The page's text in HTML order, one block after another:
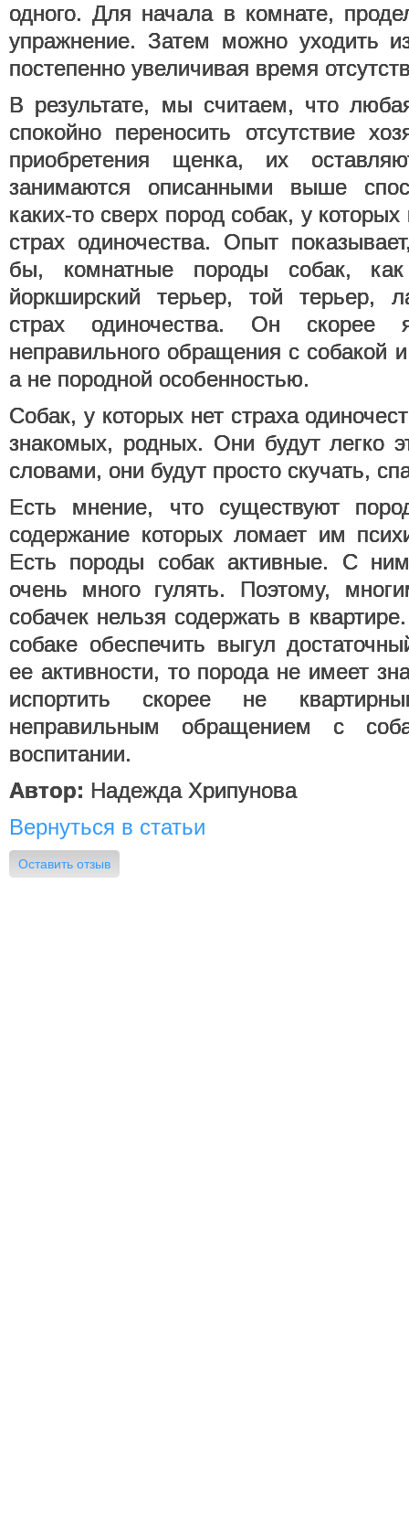
одного. Для начала в комнате,
упражнение. Затем можно уходить
постепенно увеличивая время
В результате, мы считаем, что
спокойно переносить отсутствие
приобретения щенка, их
занимаются описанными выше
каких-то сверх пород собак, у которых
страх одиночества. Опыт
бы, комнатные породы собак, как
йоркширский терьер, той терьер,
страх одиночества. Он скорее
неправильного обращения с собакой
а не породной особенностью.
Собак, у которых нет страха
знакомых, родных. Они будут легко
словами, они будут просто скучать,
Есть мнение, что существуют
содержание которых ломает им
Есть породы собак активные. С
очень много гулять. Поэтому,
собачек нельзя содержать в
собаке обеспечить выгул
ее активности, то порода не имеет
испортить скорее не
неправильным обращением с
воспитании.
Автор: Надежда Хрипунова
Вернуться в статьи
Оставить отзыв